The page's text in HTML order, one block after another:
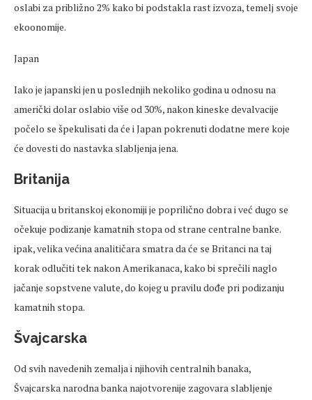
oslabi za približno 2% kako bi podstakla rast izvoza, temelj svoje
ekoonomije.
Japan
Iako je japanski jen u poslednjih nekoliko godina u odnosu na
američki dolar oslabio više od 30%, nakon kineske devalvacije
počelo se špekulisati da će i Japan pokrenuti dodatne mere koje
će dovesti do nastavka slabljenja jena.
Britanija
Situacija u britanskoj ekonomiji je poprilično dobra i već dugo se
očekuje podizanje kamatnih stopa od strane centralne banke.
ipak, velika većina analitičara smatra da će se Britanci na taj
korak odlučiti tek nakon Amerikanaca, kako bi sprečili naglo
jačanje sopstvene valute, do kojeg u pravilu dođe pri podizanju
kamatnih stopa.
Švajcarska
Od svih navedenih zemalja i njihovih centralnih banaka,
Švajcarska narodna banka najotvorenije zagovara slabljenje